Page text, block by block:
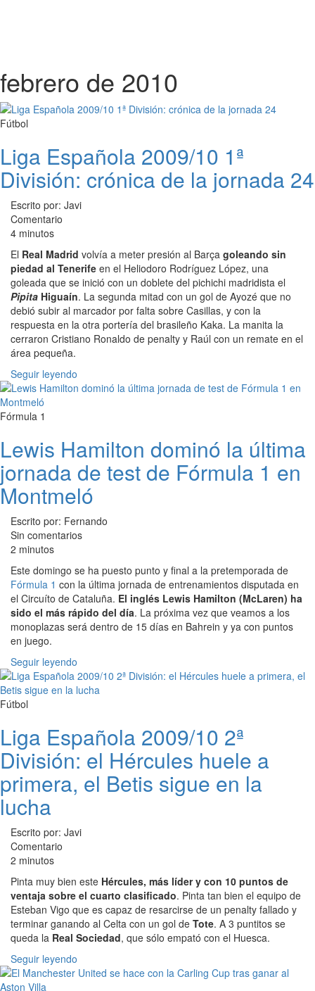
febrero de 2010
Fútbol
Liga Española 2009/10 1ª
División: crónica de la jornada 24
Escrito por: Javi
Comentario
4 minutos
El Real Madrid volvía a meter presión al Barça goleando sin
piedad al Tenerife en el Heliodoro Rodríguez López, una
goleada que se inició con un doblete del pichichi madridista el
Pipita Higuaín. La segunda mitad con un gol de Ayozé que no
debió subir al marcador por falta sobre Casillas, y con la
respuesta en la otra portería del brasileño Kaka. La manita la
cerraron Cristiano Ronaldo de penalty y Raúl con un remate en el
área pequeña.
Seguir leyendo
Fórmula 1
Lewis Hamilton dominó la última
jornada de test de Fórmula 1 en
Montmeló
Escrito por: Fernando
Sin comentarios
2 minutos
Este domingo se ha puesto punto y final a la pretemporada de
Fórmula 1 con la última jornada de entrenamientos disputada en
el Circuíto de Cataluña. El inglés Lewis Hamilton (McLaren) ha
sido el más rápido del día. La próxima vez que veamos a los
monoplazas será dentro de 15 días en Bahrein y ya con puntos
en juego.
Seguir leyendo
Fútbol
Liga Española 2009/10 2ª
División: el Hércules huele a
primera, el Betis sigue en la
lucha
Escrito por: Javi
Comentario
2 minutos
Pinta muy bien este Hércules, más líder y con 10 puntos de
ventaja sobre el cuarto clasificado. Pinta tan bien el equipo de
Esteban Vigo que es capaz de resarcirse de un penalty fallado y
terminar ganando al Celta con un gol de Tote. A 3 puntitos se
queda la Real Sociedad, que sólo empató con el Huesca.
Seguir leyendo